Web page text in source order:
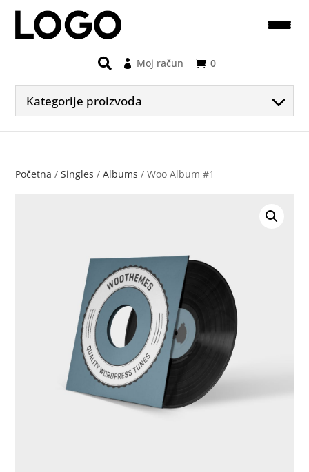
0
Moj račun
Kategorije proizvoda
Početna /Singles /Albums / Woo Album #1